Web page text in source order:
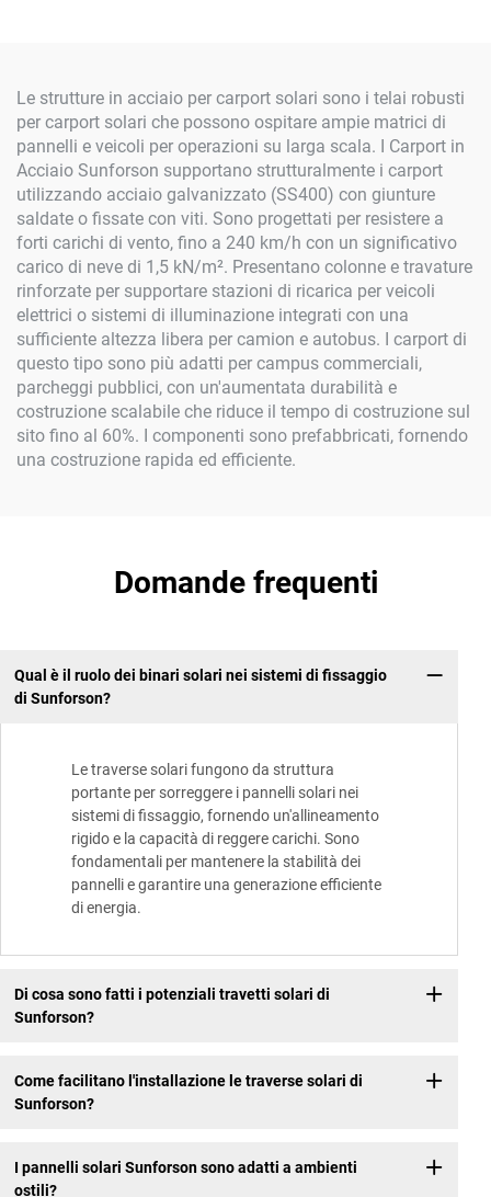
Le strutture in acciaio per carport solari sono i telai robusti
per carport solari che possono ospitare ampie matrici di
pannelli e veicoli per operazioni su larga scala. I Carport in
Acciaio Sunforson supportano strutturalmente i carport
utilizzando acciaio galvanizzato (SS400) con giunture
saldate o fissate con viti. Sono progettati per resistere a
forti carichi di vento, fino a 240 km/h con un significativo
carico di neve di 1,5 kN/m². Presentano colonne e travature
rinforzate per supportare stazioni di ricarica per veicoli
elettrici o sistemi di illuminazione integrati con una
sufficiente altezza libera per camion e autobus. I carport di
questo tipo sono più adatti per campus commerciali,
parcheggi pubblici, con un'aumentata durabilità e
costruzione scalabile che riduce il tempo di costruzione sul
sito fino al 60%. I componenti sono prefabbricati, fornendo
una costruzione rapida ed efficiente.
Domande frequenti
Qual è il ruolo dei binari solari nei sistemi di fissaggio
di Sunforson?
Le traverse solari fungono da struttura
portante per sorreggere i pannelli solari nei
sistemi di fissaggio, fornendo un'allineamento
rigido e la capacità di reggere carichi. Sono
fondamentali per mantenere la stabilità dei
pannelli e garantire una generazione efficiente
di energia.
Di cosa sono fatti i potenziali travetti solari di
Sunforson?
Come facilitano l'installazione le traverse solari di
Sunforson?
I pannelli solari Sunforson sono adatti a ambienti
ostili?